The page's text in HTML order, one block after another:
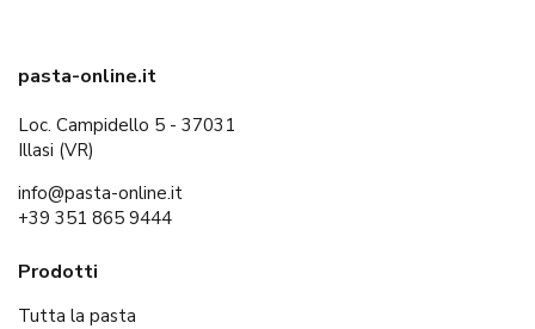
pasta-online.it
Loc. Campidello 5 - 37031
Illasi (VR)
info@pasta-online.it
+39 351 865 9444
Prodotti
Tutta la pasta